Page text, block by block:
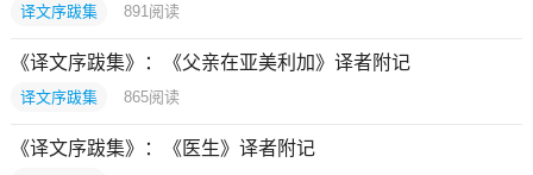
译文序跋集 891 阅读
《译文序跋集》：《父亲在亚美利加》译者附记
译文序跋集 865阅读
《译文序跋集》：《医生》译者附记